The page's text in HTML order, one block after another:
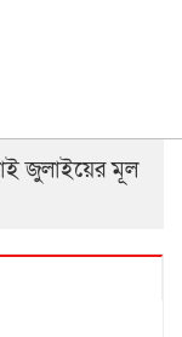
জুলাইয়ের মূল